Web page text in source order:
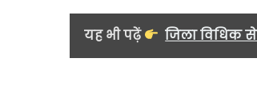
यह भी पढ़ें जिला विधिक